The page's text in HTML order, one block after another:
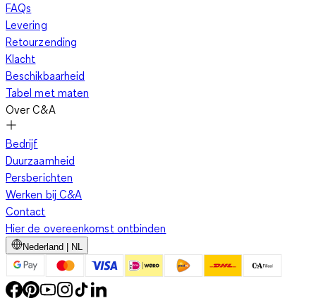
FAQs
Levering
Retourzending
Klacht
Beschikbaarheid
Tabel met maten
Over C&A
Bedrijf
Duurzaamheid
Persberichten
Werken bij C&A
Contact
Hier de overeenkomst ontbinden
Nederland | NL